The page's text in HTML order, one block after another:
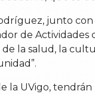
junto
de
la salud, la
la UVigo,